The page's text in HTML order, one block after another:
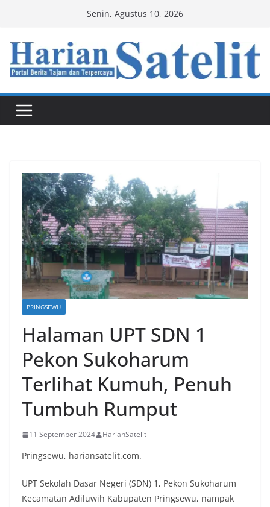
content
Senin, Agustus 10, 2026
PRINGSEWU
Halaman UPT SDN 1
Pekon Sukoharum
Terlihat Kumuh, Penuh
Tumbuh Rumput
11 September 2024 HarianSatelit
Pringsewu, hariansatelit.com.
UPT Sekolah Dasar Negeri (SDN) 1, Pekon Sukoharum
Kecamatan Adiluwih Kabupaten Pringsewu, nampak